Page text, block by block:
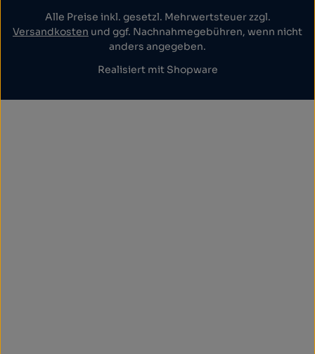
Alle Preise inkl. gesetzl. Mehrwertsteuer zzgl.
Versandkosten und ggf. Nachnahmegebühren, wenn nicht
anders angegeben.
Realisiert mit Shopware